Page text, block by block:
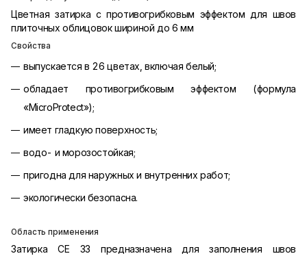
Цветная затирка с противогрибковым эффектом для швов
плиточных облицовок шириной до 6 мм
Свойства
выпускается в 26 цветах, включая белый;
обладает противогрибковым эффектом (формула
«MicroProtect»);
имеет гладкую поверхность;
водо- и морозостойкая;
пригодна для наружных и внутренних работ;
экологически безопасна.
Область применения
Затирка CE 33 предназначена для заполнения швов